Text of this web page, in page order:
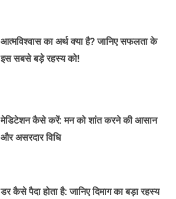
आत्मविश्वास का अर्थ क्या है? जानिए सफलता के
इस सबसे बड़े रहस्य को!
मेडिटेशन कैसे करें: मन को शांत करने की आसान
और असरदार विधि
डर कैसे पैदा होता है: जानिए दिमाग का बड़ा रहस्य